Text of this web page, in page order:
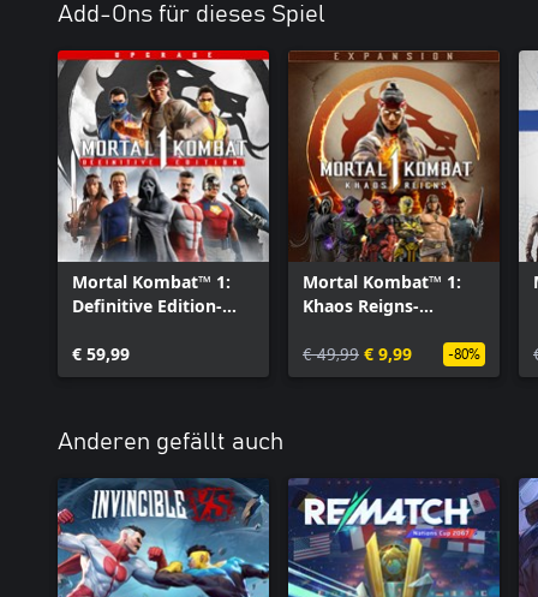
Add-Ons für dieses Spiel
Mortal Kombat™ 1:
Definitive Edition-
€ 59,99
Mortal Kombat™ 1:
Khaos Reigns-
€ 49,99 € 9,99 -80%
Anderen gefällt auch